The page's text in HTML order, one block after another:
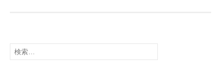
ー
シ
検
索: